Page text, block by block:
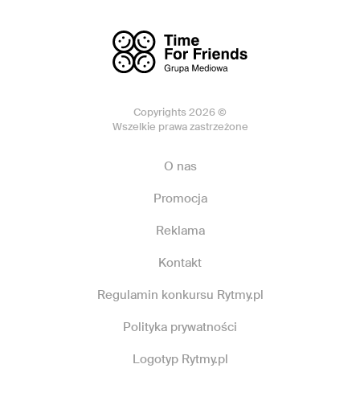
Copyrights 2026 ©
Wszelkie prawa zastrzeżone
O nas
Promocja
Reklama
Kontakt
Regulamin konkursu Rytmy.pl
Polityka prywatności
Logotyp Rytmy.pl